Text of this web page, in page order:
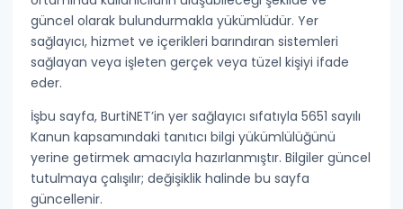
İade ve İptal Politikası
İletişim
Gizlilik Politikası
Çerez Politikası
KVKK Aydınlatma Metni
güncel olarak bulundurmakla yükümlüdür. Yer
sağlayıcı, hizmet ve içerikleri barındıran sistemleri
sağlayan veya işleten gerçek veya tüzel kişiyi ifade
eder.
İşbu sayfa, BurtiNET’in yer sağlayıcı sıfatıyla 5651 sayılı
Kanun kapsamındaki tanıtıcı bilgi yükümlülüğünü
yerine getirmek amacıyla hazırlanmıştır. Bilgiler güncel
tutulmaya çalışılır; değişiklik halinde bu sayfa
güncellenir.